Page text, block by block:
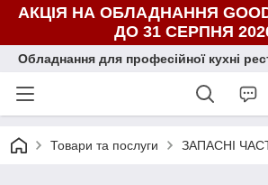
АКЦІЯ НА ОБЛАДНАННЯ
ДО 31 СЕРПНЯ
Обладнання для професійної кухні
Товари та послуги ЗАПАСНІ